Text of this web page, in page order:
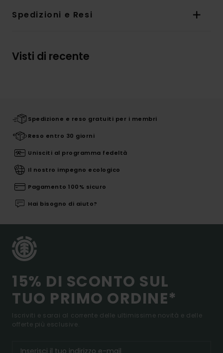
Spedizioni e Resi
Visti di recente
Spedizione e reso gratuiti per i membri
Reso entro 30 giorni
Unisciti al programma fedeltà
Il nostro impegno ecologico
Pagamento 100% sicuro
Hai bisogno di aiuto?
15% DI SCONTO SUL
TUO PRIMO ORDINE*
Iscriviti e sarai al corrente delle ultimissime novità e delle
offerte più esclusive.